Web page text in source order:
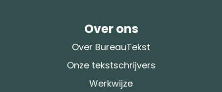
Over ons
Over BureauTekst
Onze tekstschrijvers
Werkwijze